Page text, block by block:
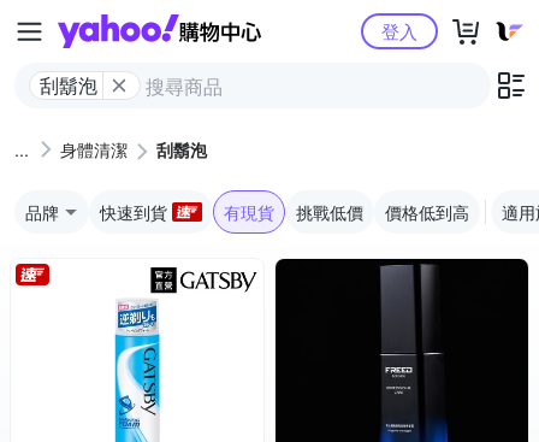
Yahoo購物中心
刮鬍泡
登入
身體清潔 刮鬍泡
品牌 快速到貨 有現貨 挑戰低價 價格低到高 適